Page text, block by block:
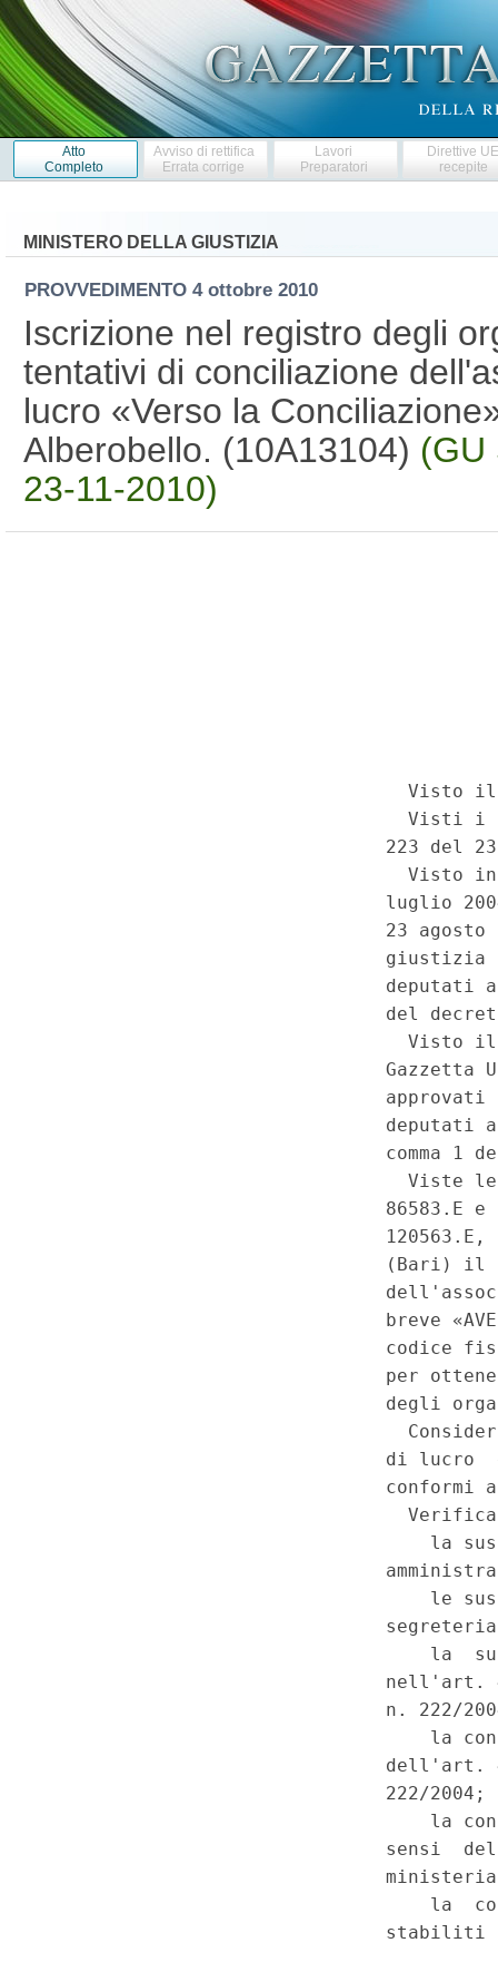
Atto
Completo
Avviso di rettifica
Errata corrige
Lavori
Preparatori
Direttive
recepite
MINISTERO DELLA GIUSTIZIA
PROVVEDIMENTO 4 ottobre 2010
Iscrizione nel registro degli
tentativi di conciliazione
lucro «Verso la
Alberobello. (10A13104) (GU
23-11-2010)